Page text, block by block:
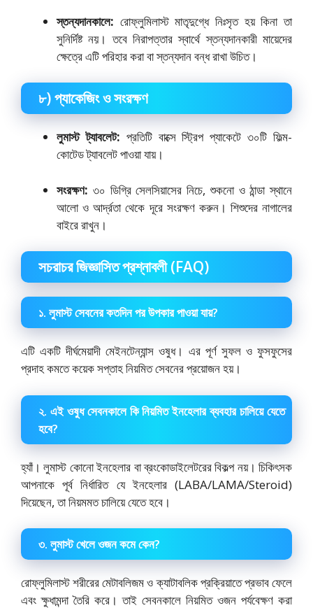
স্তন্যদানকালে: রোফ্লুমিলাস্ট মাতৃদুগ্ধে নিঃসৃত হয় কিনা তা
সুনির্দিষ্ট নয়। তবে নিরাপত্তার স্বার্থে স্তন্যদানকারী মায়েদের
ক্ষেত্রে এটি পরিহার করা বা স্তন্যদান বন্ধ রাখা উচিত।
৮) প্যাকেজিং ও সংরক্ষণ
লুমাস্ট ট্যাবলেট: প্রতিটি বাক্সে স্ট্রিপ প্যাকেটে ৩০টি ফিল্ম-
কোটেড ট্যাবলেট পাওয়া যায়।
সংরক্ষণ: ৩০ ডিগ্রি সেলসিয়াসের নিচে, শুকনো ও ঠান্ডা স্থানে
আলো ও আর্দ্রতা থেকে দূরে সংরক্ষণ করুন। শিশুদের নাগালের
বাইরে রাখুন।
সচরাচর জিজ্ঞাসিত প্রশ্নাবলী (FAQ)
১. লুমাস্ট সেবনের কতদিন পর উপকার পাওয়া যায়?
এটি একটি দীর্ঘমেয়াদী মেইনটেন্যান্স ওষুধ। এর পূর্ণ সুফল ও ফুসফুসের
প্রদাহ কমতে কয়েক সপ্তাহ নিয়মিত সেবনের প্রয়োজন হয়।
২. এই ওষুধ সেবনকালে কি নিয়মিত ইনহেলার ব্যবহার চালিয়ে যেতে
হবে?
হ্যাঁ। লুমাস্ট কোনো ইনহেলার বা ব্রংকোডাইলেটরের বিকল্প নয়। চিকিৎসক
আপনাকে পূর্ব নির্ধারিত যে ইনহেলার (LABA/LAMA/Steroid)
দিয়েছেন, তা নিয়মমত চালিয়ে যেতে হবে।
৩. লুমাস্ট খেলে ওজন কমে কেন?
রোফ্লুমিলাস্ট শরীরের মেটাবলিজম ও ক্যাটাবলিক প্রক্রিয়াতে প্রভাব ফেলে
এবং ক্ষুধামন্দা তৈরি করে। তাই সেবনকালে নিয়মিত ওজন পর্যবেক্ষণ করা